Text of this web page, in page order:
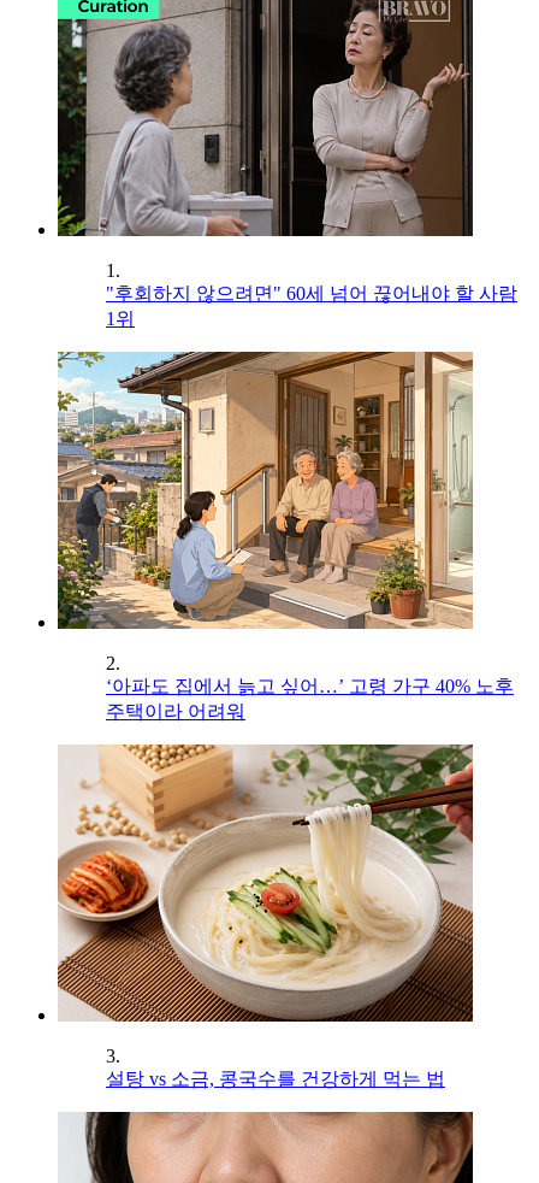
1.
"후회하지 않으려면" 60세 넘어 끊어내야 할 사람
1위
2.
‘아파도 집에서 늙고 싶어…’ 고령 가구 40% 노후
주택이라 어려워
3.
설탕 vs 소금, 콩국수를 건강하게 먹는 법